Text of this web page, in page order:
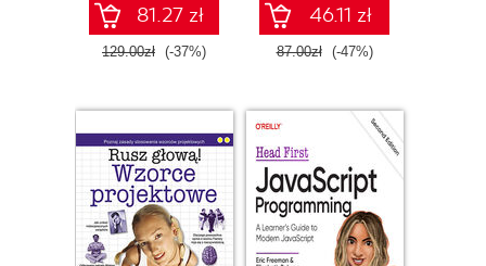
81.27 zł
129.00zł (-37%)
46.11 zł
87.00zł (-47%)